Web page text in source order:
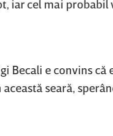
iar cel mai
Becali e convins
seară,